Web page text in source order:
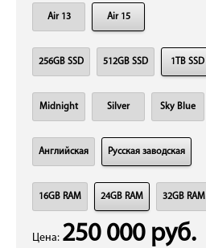
Air 13 Air 15
256GB SSD 512GB SSD 1TB SSD
Midnight Silver Sky Blue
Английская Русская заводская
16GB RAM 24GB RAM 32GB RAM
Цена: 250 000 руб.